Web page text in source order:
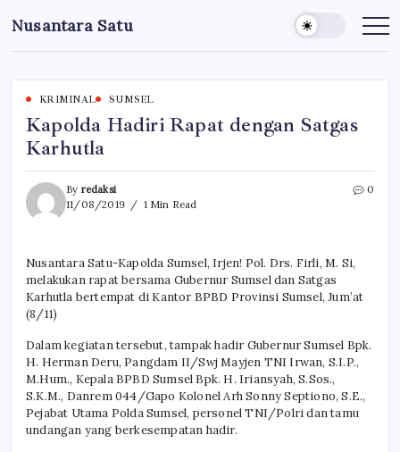
to
content
Nusantara Satu
Berita
Nusantara
KRIMINAL SUMSEL
Kapolda Hadiri Rapat dengan Satgas
Karhutla
By redaksi
11/08/2019
1 Min Read
0
Nusantara Satu-Kapolda Sumsel, Irjen! Pol. Drs. Firli, M. Si,
melakukan rapat bersama Gubernur Sumsel dan Satgas
Karhutla bertempat di Kantor BPBD Provinsi Sumsel, Jum’at
(8/11)
Dalam kegiatan tersebut, tampak hadir Gubernur Sumsel Bpk.
H. Herman Deru, Pangdam II/Swj Mayjen TNI Irwan, S.I.P.,
M.Hum., Kepala BPBD Sumsel Bpk. H. Iriansyah, S.Sos.,
S.K.M., Danrem 044/Gapo Kolonel Arh Sonny Septiono, S.E.,
Pejabat Utama Polda Sumsel, personel TNI/Polri dan tamu
undangan yang berkesempatan hadir.